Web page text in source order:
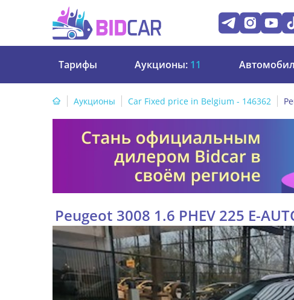
Тарифы Аукционы: 11
Аукционы Car Fixed price in Belgium - 146362
Peugeot 3008 1.6 PHEV 225 E-